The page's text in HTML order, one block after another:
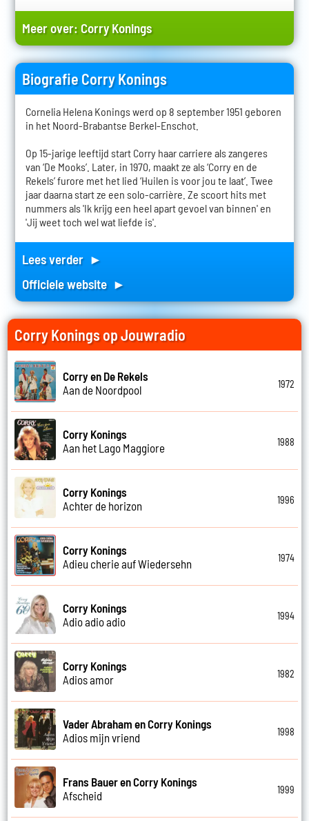
Meer over: Corry Konings
Biografie Corry Konings
Cornelia Helena Konings werd op 8 september 1951 geboren
in het Noord-Brabantse Berkel-Enschot.
Op 15-jarige leeftijd start Corry haar carriere als zangeres
van ‘De Mooks’. Later, in 1970, maakt ze als ‘Corry en de
Rekels’ furore met het lied ‘Huilen is voor jou te laat’. Twee
jaar daarna start ze een solo-carrière. Ze scoort hits met
nummers als 'Ik krijg een heel apart gevoel van binnen' en
'Jij weet toch wel wat liefde is'.
Lees verder ►
Officiele website ►
Corry Konings op Jouwradio
Corry en De Rekels
Aan de Noordpool
1972
Corry Konings
Aan het Lago Maggiore
1988
Corry Konings
Achter de horizon
1996
Corry Konings
Adieu cherie auf Wiedersehn
1974
Corry Konings
Adio adio adio
1994
Corry Konings
Adios amor
1982
Vader Abraham en Corry Konings
Adios mijn vriend
1998
Frans Bauer en Corry Konings
Afscheid
1999